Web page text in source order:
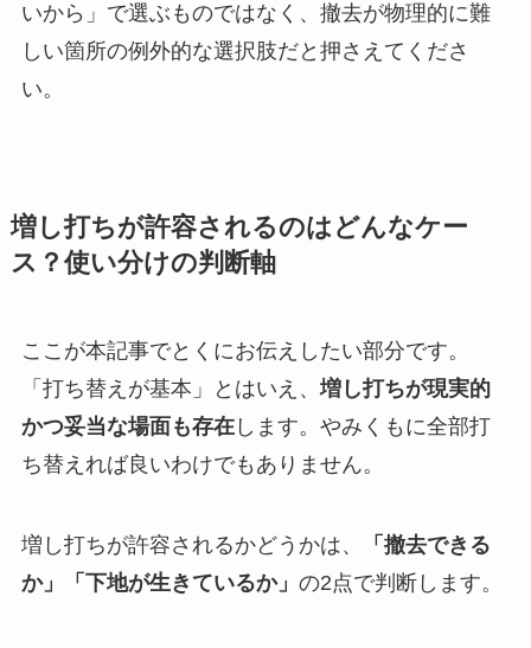
いから」で選ぶものではなく、撤去が物理的に難
しい箇所の例外的な選択肢だと押さえてくださ
い。
増し打ちが許容されるのはどんなケー
ス？使い分けの判断軸
ここが本記事でとくにお伝えしたい部分です。
「打ち替えが基本」とはいえ、 増し打ちが現実的
かつ妥当な場面も存在します。やみくもに全部打
ち替えれば良いわけでもありません。
増し打ちが許容されるかどうかは、
「撤去できる
か」「下地が生きているか」 の2点で判断します。